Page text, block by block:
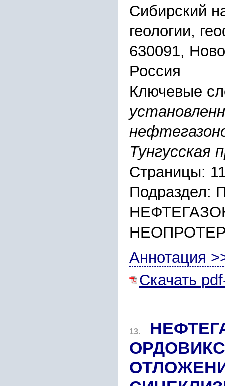
Сибирский
геологии,
630091,
Россия
Ключевые
Тунгусская
Страницы:
Аннотация
Скачать
13.